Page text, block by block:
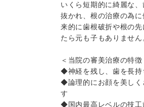
いくら短期的に綺麗な
抜かれ、根の治療の為
来的に歯根破折や根の
たら元も子もありません
＜当院の審美治療の特徴
◆神経を残し、歯を長持
◆論理的にお顔を美しく
す
◆国内最高レベルの技工